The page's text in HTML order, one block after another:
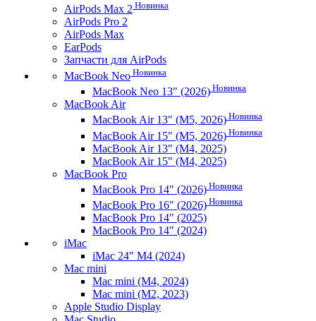
AirPods Max 2 Новинка
AirPods Pro 2
AirPods Max
EarPods
Запчасти для AirPods
MacBook Neo Новинка
MacBook Neo 13" (2026) Новинка
MacBook Air
MacBook Air 13" (M5, 2026) Новинка
MacBook Air 15" (M5, 2026) Новинка
MacBook Air 13" (M4, 2025)
MacBook Air 15" (M4, 2025)
MacBook Pro
MacBook Pro 14" (2026) Новинка
MacBook Pro 16" (2026) Новинка
MacBook Pro 14" (2025)
MacBook Pro 14" (2024)
iMac
iMac 24" M4 (2024)
Mac mini
Mac mini (M4, 2024)
Mac mini (M2, 2023)
Apple Studio Display